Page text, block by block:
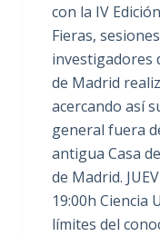
con la IV
Fieras,
investigadores
de Madrid
acercando así
general fuera
antigua Casa
de Madrid.
19:00h Ciencia
límites del